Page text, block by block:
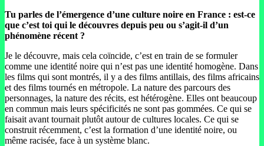
Tu parles de l’émergence d’une culture noire en France : est-ce
que c’est toi qui le découvres depuis peu ou s’agit-il d’un
phénomène récent ?
Je le découvre, mais cela coïncide, c’est en train de se formuler
comme une identité noire qui n’est pas une identité homogène. Dans
les films qui sont montrés, il y a des films antillais, des films africains
et des films tournés en métropole. La nature des parcours des
personnages, la nature des récits, est hétérogène. Elles ont beaucoup
en commun mais leurs spécificités ne sont pas gommées. Ce qui se
faisait avant tournait plutôt autour de cultures locales. Ce qui se
construit récemment, c’est la formation d’une identité noire, ou
même racisée, face à un système blanc.